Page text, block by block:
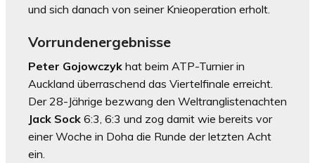
und sich danach von seiner Knieoperation erholt.
Vorrundenergebnisse
Peter Gojowczyk hat beim ATP-Turnier in
Auckland überraschend das Viertelfinale erreicht.
Der 28-Jährige bezwang den Weltranglistenachten
Jack Sock 6:3, 6:3 und zog damit wie bereits vor
einer Woche in Doha die Runde der letzten Acht
ein.